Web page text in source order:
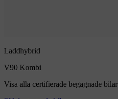
Laddhybrid
V90 Kombi
Visa alla certifierade begagnade bilar